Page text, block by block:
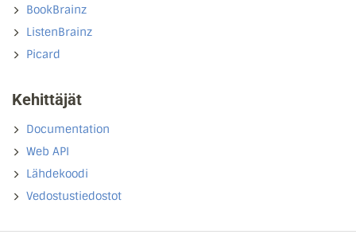
BookBrainz
ListenBrainz
Picard
Kehittäjät
Documentation
Web API
Lähdekoodi
Vedostustiedostot